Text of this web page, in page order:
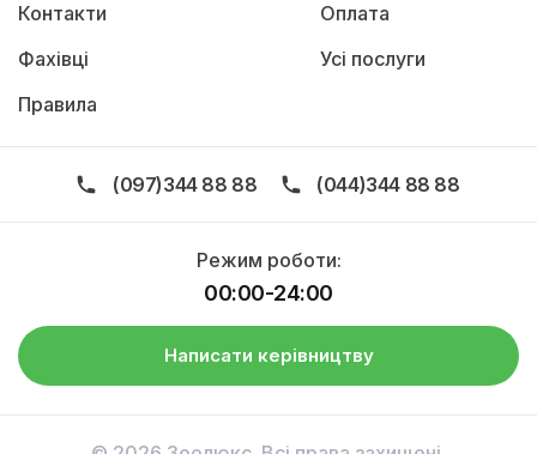
Контакти
Фахівці
Правила
Оплата
Усі послуги
(097)344 88 88 (044)344 88 88
Режим роботи:
00:00-24:00
Написати керівництву